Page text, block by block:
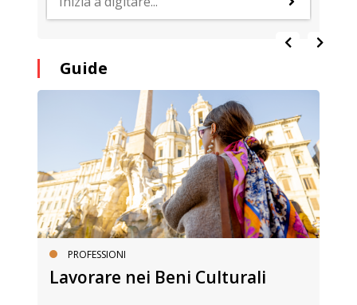
Guide
PROFESSIONI
Lavorare nei Beni Culturali